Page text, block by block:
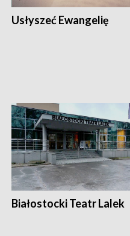
Usłyszeć Ewangelię
Białostocki Teatr Lalek